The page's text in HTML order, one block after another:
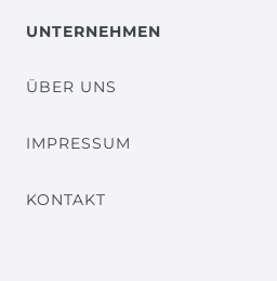
UNTERNEHMEN
ÜBER UNS
IMPRESSUM
KONTAKT